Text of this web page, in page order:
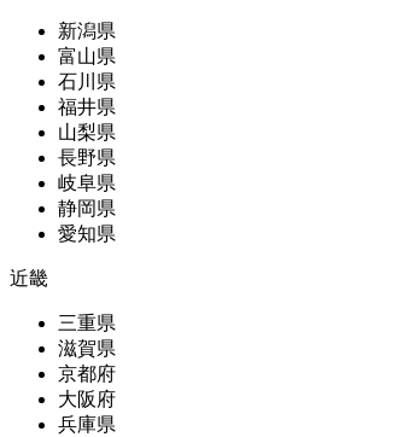
新潟県
富山県
石川県
福井県
山梨県
長野県
岐阜県
静岡県
愛知県
近畿
三重県
滋賀県
京都府
大阪府
兵庫県